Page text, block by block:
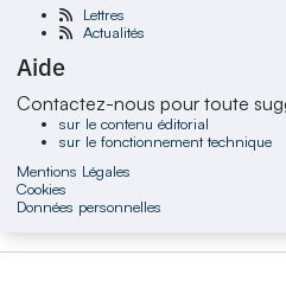
Lettres
Actualités
Aide
Contactez-nous pour toute
sur le contenu éditorial
sur le fonctionnement technique
Mentions Légales
Cookies
Données personnelles